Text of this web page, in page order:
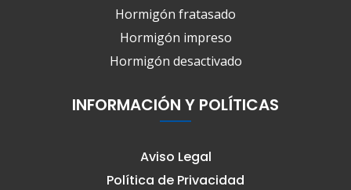
Hormigón fratasado
Hormigón impreso
Hormigón desactivado
INFORMACIÓN Y POLÍTICAS
Aviso Legal
Política de Privacidad